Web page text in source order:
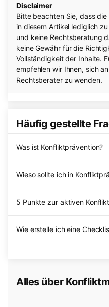
Disclaimer
Bitte beachten Sie, dass
in diesem Artikel lediglich
und keine Rechtsberatung
keine Gewähr für die
Vollständigkeit der Inhalte.
empfehlen wir Ihnen, sich
Rechtsberater zu wenden.
Häufig gestellte
Was ist Konfliktprävention?
Wieso sollte ich in
5 Punkte zur aktiven
Wie erstelle ich eine
Alles über